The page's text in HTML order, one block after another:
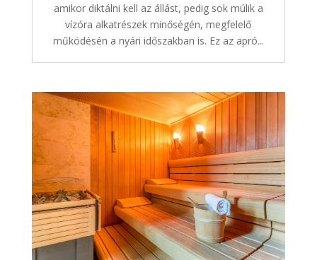
amikor diktálni kell az állást, pedig sok múlik a
vízóra alkatrészek minőségén, megfelelő
működésén a nyári időszakban is. Ez az apró...